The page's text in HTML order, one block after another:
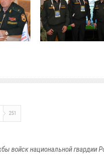
251
войск национальной гвардии